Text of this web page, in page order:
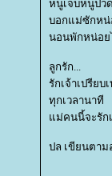
หนูเจ็บหนูปว
บอกแม่ซักหน่
นอนพักหน่อ
ลูกรัก...
รักเจ้าเปรียบ
ทุกเวลานาที
ม่คนนี้จะรัก
ปล เขียนตา